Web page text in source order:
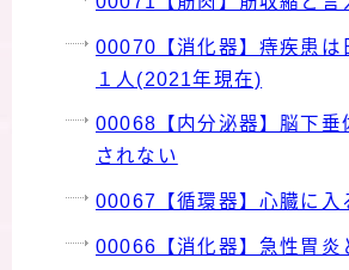
00070【消化器】痔疾患は
１人(2021年現在)
00068【内分泌器】脳下垂
されない
00067【循環器】心臓に入
00066【消化器】急性胃炎